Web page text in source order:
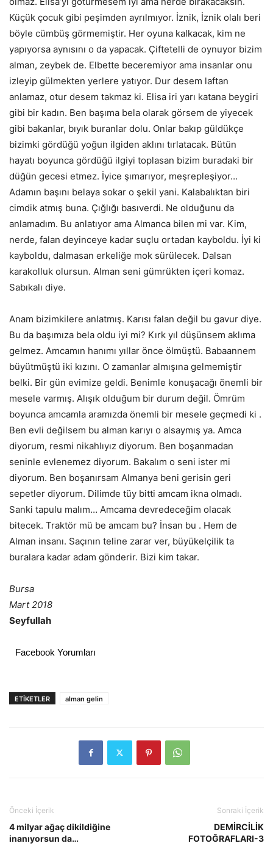
Küçük çocuk gibi peşimden ayrılmıyor. İznik, İznik olalı beri
böyle cümbüş görmemiştir. Her oyuna kalkacak, kim ne
yapıyorsa aynısını o da yapacak. Çiftetelli de oynuyor bizim
alman, zeybek de. Elbette beceremiyor ama insanlar onu
izleyip gülmekten yerlere yatıyor. Dur desem laftan
anlamaz, otur desem takmaz ki. Elisa iri yarı katana beygiri
gibi bir kadın. Ben başıma bela olarak görsem de yiyecek
gibi bakanlar, bıyık buranlar dolu. Onlar bakıp güldükçe
bizimki gördüğü yoğun ilgiden aklını tırlatacak. Bütün
hayatı boyunca gördüğü ilgiyi toplasan bizim buradaki bir
düğün gecesi etmez. İyice şımarıyor, meşrepleşiyor…
Adamın başını belaya sokar o şekil yani. Kalabalıktan biri
cimdik atmış buna. Çığlığı basıverdi. Ne olduğunu da
anlamadım. Bu anlatıyor ama Almanca bilen mi var. Kim,
nerde, falan deyinceye kadar suçlu ortadan kayboldu. İyi ki
kayboldu, dalmasan erkeliğe mok sürülecek. Dalsan
karakolluk olursun. Alman seni gümrükten içeri komaz.
Sabıkalı diye.
Anam bizimkilere anlatmış. Karısı falan değil bu gavur diye.
Bu da başımıza bela oldu iyi mi? Kırk yıl düşünsem aklıma
gelmez. Amcamın hanımı yıllar önce ölmüştü. Babaannem
büyütmüştü iki kızını. O zamanlar almışına gelmemiştir
belki. Bir gün evimize geldi. Benimle konuşacağı önemli bir
mesele varmış. Alışık olduğum bir durum değil. Ömrüm
boyunca amcamla aramızda önemli bir mesele geçmedi ki .
Ben evli değilsem bu alman karıyı o alsaymış ya. Amca
diyorum, resmi nikahlıyız diyorum. Ben boşanmadan
seninle evlenemez diyorum. Bakalım o seni ister mi
diyorum. Ben boşanırsam Almanya beni gerisin geri
sepetler diyorum. Dilimde tüy bitti amcam ikna olmadı.
Sanki tapulu malım… Amcama devredeceğim olacak
bitecek. Traktör mü be amcam bu? İnsan bu . Hem de
Alman insanı. Saçının teline zarar ver, büyükelçilik ta
buralara kadar adam gönderir. Bizi kim takar.
Bursa
Mart 2018
Seyfullah
Facebook Yorumları
ETIKETLER alman gelin
Önceki İçerik
4 milyar ağaç dikildiğine
inanıyorsun da…
Sonraki İçerik
DEMİRCİLİK
FOTOĞRAFLARI-3